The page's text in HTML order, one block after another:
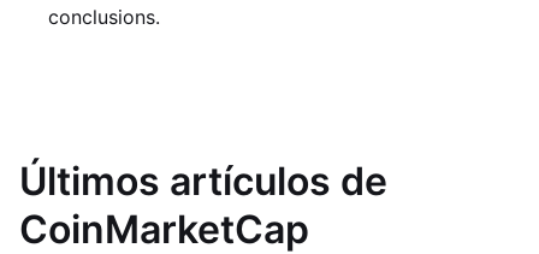
conclusions.
Últimos artículos de
CoinMarketCap